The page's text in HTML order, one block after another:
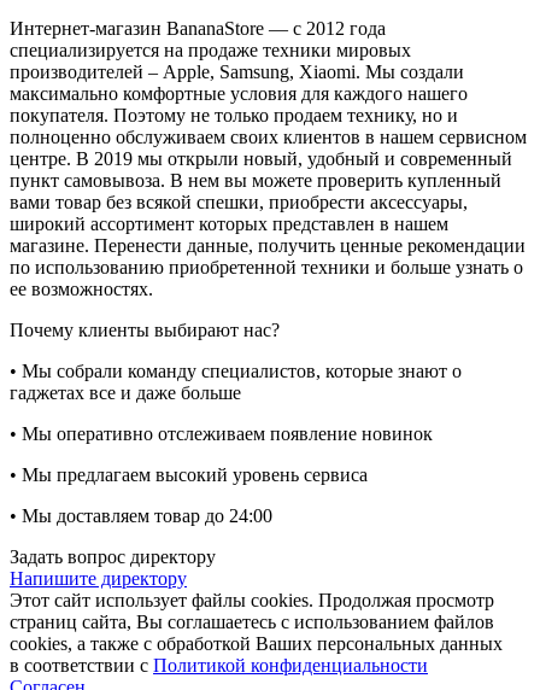
Интернет-магазин BananaStore — с 2012 года
специализируется на продаже техники мировых
производителей – Apple, Samsung, Xiaomi. Мы создали
максимально комфортные условия для каждого нашего
покупателя. Поэтому не только продаем технику, но и
полноценно обслуживаем своих клиентов в нашем сервисном
центре. В 2019 мы открыли новый, удобный и современный
пункт самовывоза. В нем вы можете проверить купленный
вами товар без всякой спешки, приобрести аксессуары,
широкий ассортимент которых представлен в нашем
магазине. Перенести данные, получить ценные рекомендации
по использованию приобретенной техники и больше узнать о
ее возможностях.
Почему клиенты выбирают нас?
• Мы собрали команду специалистов, которые знают о
гаджетах все и даже больше
• Мы оперативно отслеживаем появление новинок
• Мы предлагаем высокий уровень сервиса
• Мы доставляем товар до 24:00
Задать вопрос директору
Напишите директору
Этот сайт использует файлы cookies. Продолжая просмотр
страниц сайта, Вы соглашаетесь с использованием файлов
cookies, а также с обработкой Ваших персональных данных
в соответствии с Политикой конфиденциальности